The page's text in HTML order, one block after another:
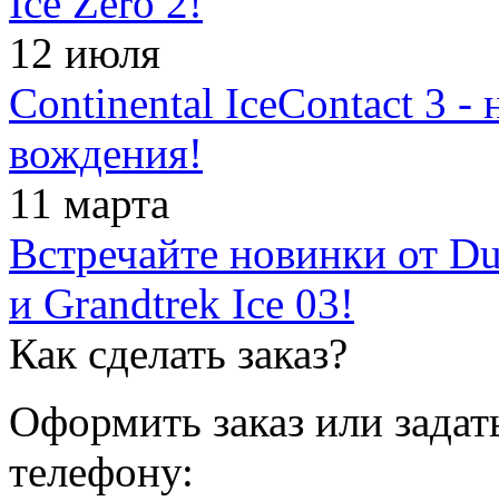
12 июля
Continental IceContact 3 -
вождения!
11 марта
Встречайте новинки от
и Grandtrek Ice 03!
Как сделать заказ?
Оформить заказ или
телефону: